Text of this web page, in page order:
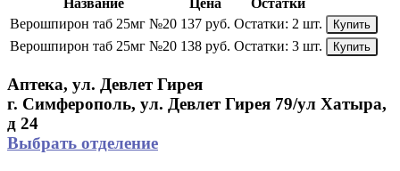
Верошпирон таб 25мг №20 137 руб. Остатки: 2 шт. Купить
Верошпирон таб 25мг №20 138 руб. Остатки: 3 шт. Купить
Аптека, ул. Девлет Гирея
г. Симферополь, ул. Девлет Гирея 79/ул Хатыра,
д 24
Выбрать отделение